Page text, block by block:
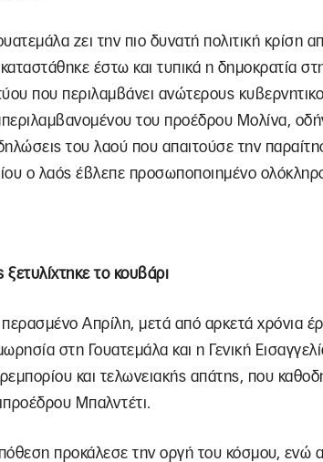
ζει την πιο δυνατή πολιτική κρίση
έστω και τυπικά η δημοκρατία
που περιλαμβάνει ανώτερους
του προέδρου Μολίνα,
του λαού που απαιτούσε την
ο λαός έβλεπε προσωποποιημένο
ξετυλίχτηκε το κουβάρι
Απρίλη, μετά από αρκετά χρόνια
στη Γουατεμάλα και η Γενική
και τελωνειακής απάτης, που
Μπαλντέτι.
προκάλεσε την οργή του κόσμου, ενώ